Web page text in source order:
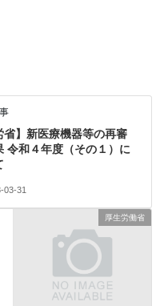
省】新医療機器等の再審
令和４年度（その１）に
03-31
厚生労働省